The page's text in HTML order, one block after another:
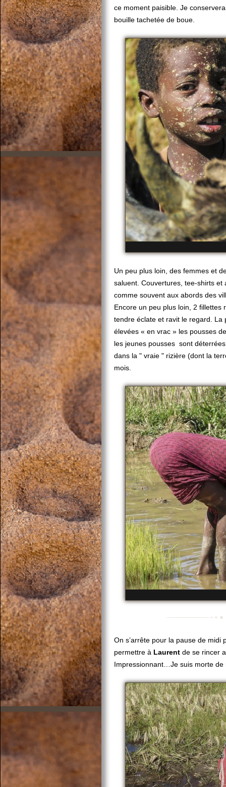
ce moment paisible. Je
bouille tachetée de boue.
Un peu plus loin, des femmes et
saluent. Couvertures, tee-shirts
comme souvent aux abords des
Encore un peu plus loin, 2
tendre éclate et ravit le regard. La
élevées « en vrac » les pousses
les jeunes pousses sont
dans la " vraie " rizière (dont la
mois.
On s’arrête pour la pause de midi
permettre à Laurent de se rincer
Impressionnant…Je suis morte de